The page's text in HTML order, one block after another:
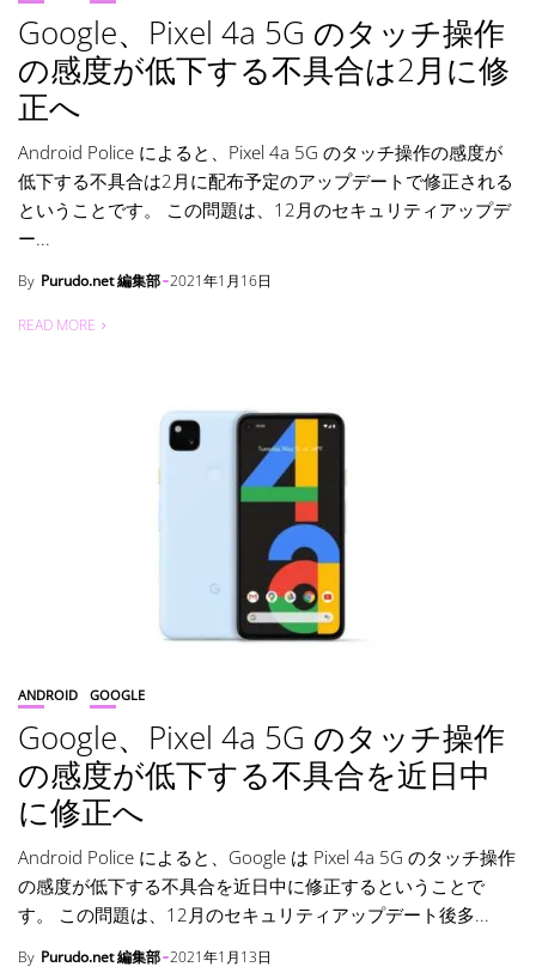
Google、Pixel 4a 5G のタッチ操作
の感度が低下する不具合は2月に修
正へ
Android Police によると、Pixel 4a 5G のタッチ操作の感度が
低下する不具合は2月に配布予定のアップデートで修正される
ということです。 この問題は、12月のセキュリティアップデ
ー...
By Purudo.net 編集部 2021年1月16日
READ MORE
ANDROID GOOGLE
Google、Pixel 4a 5G のタッチ操作
の感度が低下する不具合を近日中
に修正へ
Android Police によると、Google は Pixel 4a 5G のタッチ操作
の感度が低下する不具合を近日中に修正するということで
す。 この問題は、12月のセキュリティアップデート後多...
By Purudo.net 編集部 2021年1月13日